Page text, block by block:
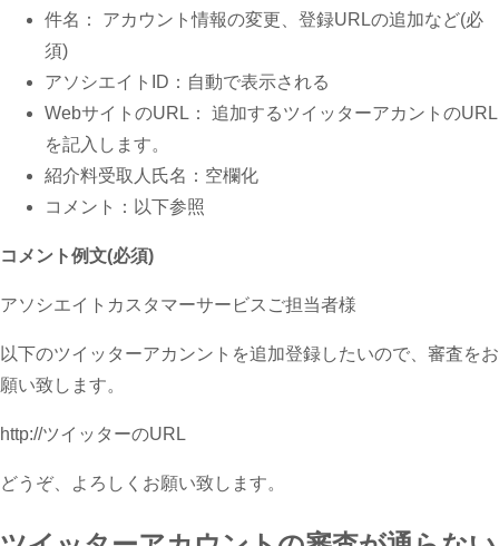
件名： アカウント情報の変更、登録URLの追加など(必
須)
アソシエイトID：自動で表示される
WebサイトのURL： 追加するツイッターアカントのURL
を記入します。
紹介料受取人氏名：空欄化
コメント：以下参照
コメント例文(必須)
アソシエイトカスタマーサービスご担当者様
以下のツイッターアカンントを追加登録したいので、審査をお
願い致します。
http://ツイッターのURL
どうぞ、よろしくお願い致します。